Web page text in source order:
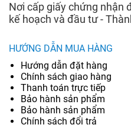
Nơi cấp giấy chứng nhận
kế hoạch và đầu tư -
HƯỚNG DẪN MUA HÀNG
Hướng dẫn đặt hàng
Chính sách giao hàng
Thanh toán trực tiếp
Bảo hành sản phẩm
Bảo hành sản phẩm
Chính sách đổi trả